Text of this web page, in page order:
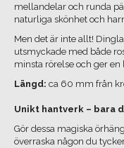
mellandelar och runda
naturliga skönhet och
Men det är inte allt!
utsmyckade med både
minsta rörelse och ger
Längd: ca 60 mm från
Unikt hantverk – bara
Gör dessa magiska
överraska någon du